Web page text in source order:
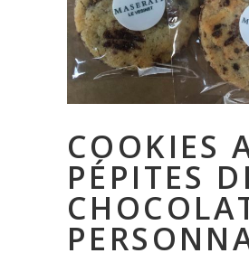
COOKIES
PÉPITES